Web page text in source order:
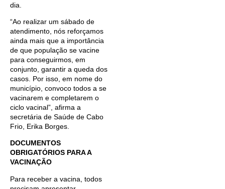
dia.
“Ao realizar um sábado de
atendimento, nós reforçamos
ainda mais que a importância
de que população se vacine
para conseguirmos, em
conjunto, garantir a queda dos
casos. Por isso, em nome do
município, convoco todos a se
vacinarem e completarem o
ciclo vacinal”, afirma a
secretária de Saúde de Cabo
Frio, Erika Borges.
DOCUMENTOS
OBRIGATÓRIOS PARA A
VACINAÇÃO
Para receber a vacina, todos